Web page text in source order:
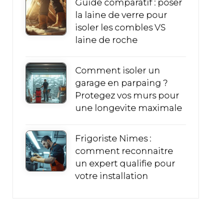
Guide comparatif : poser
la laine de verre pour
isoler les combles VS
laine de roche
Comment isoler un
garage en parpaing ?
Protegez vos murs pour
une longevite maximale
Frigoriste Nimes :
comment reconnaitre
un expert qualifie pour
votre installation